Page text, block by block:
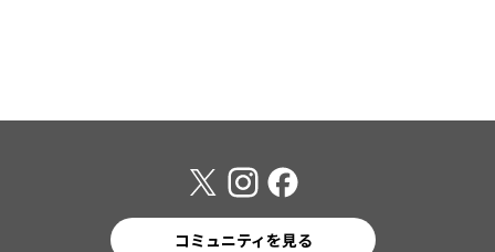
コミュニティを見る